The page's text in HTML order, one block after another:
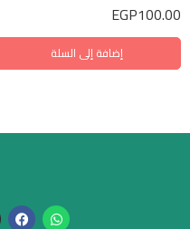
EGP100.00
إضافة إلى السلة